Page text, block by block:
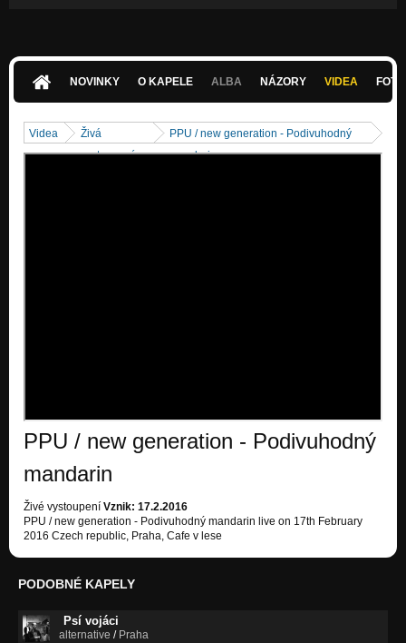
NOVINKY O KAPELE ALBA NÁZORY VIDEA
Videa
Živá
vystoupení
PPU / new generation - Podivuhodný
mandarin
PPU / new generation - Podivuhodný
mandarin
Živé vystoupení Vznik: 17.2.2016
PPU / new generation - Podivuhodný mandarin live on 17th February
2016 Czech republic, Praha, Cafe v lese
PODOBNÉ KAPELY
Psí vojáci
alternative / Praha